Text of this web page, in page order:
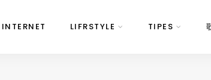
INTERNET LIFRSTYLE TIPES